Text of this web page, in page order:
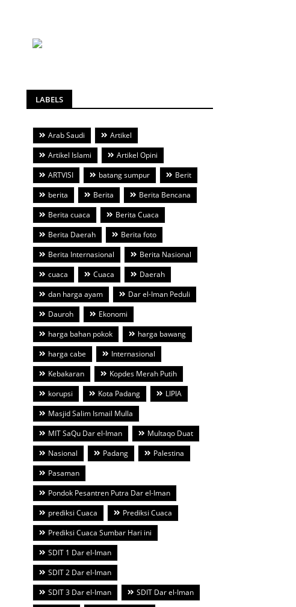
LABELS
Arab Saudi
Artikel
Artikel Islami
Artikel Opini
ARTVISI
batang sumpur
Berit
berita
Berita
Berita Bencana
Berita cuaca
Berita Cuaca
Berita Daerah
Berita foto
Berita Internasional
Berita Nasional
cuaca
Cuaca
Daerah
dan harga ayam
Dar el-Iman Peduli
Dauroh
Ekonomi
harga bahan pokok
harga bawang
harga cabe
Internasional
Kebakaran
Kopdes Merah Putih
korupsi
Kota Padang
LIPIA
Masjid Salim Ismail Mulla
MIT SaQu Dar el-Iman
Multaqo Duat
Nasional
Padang
Palestina
Pasaman
Pondok Pesantren Putra Dar el-Iman
prediksi Cuaca
Prediksi Cuaca
Prediksi Cuaca Sumbar Hari ini
SDIT 1 Dar el-Iman
SDIT 2 Dar el-Iman
SDIT 3 Dar el-Iman
SDIT Dar el-Iman